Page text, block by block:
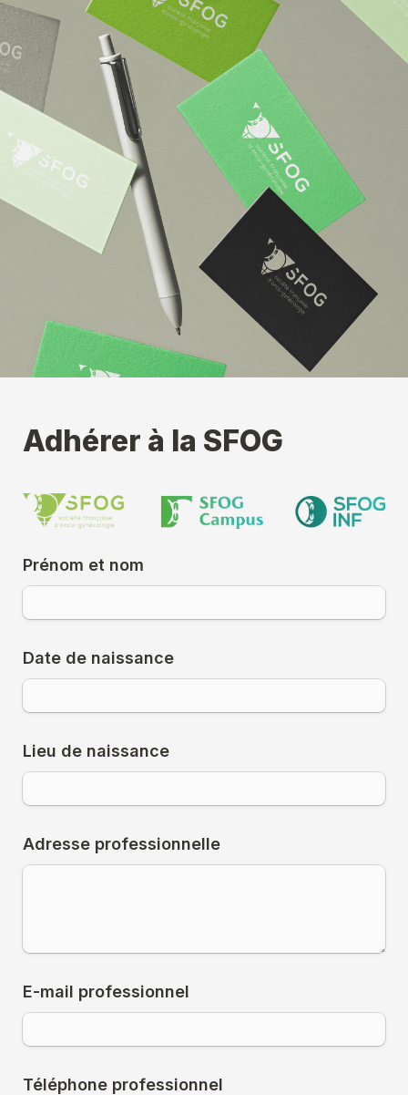
Adhérer à la SFOG
Prénom et nom
Date de naissance
Lieu de naissance
Adresse professionnelle
E-mail professionnel
Téléphone professionnel